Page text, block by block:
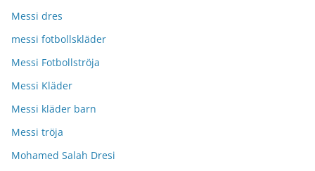
Messi dres
messi fotbollskläder
Messi Fotbollströja
Messi Kläder
Messi kläder barn
Messi tröja
Mohamed Salah Dresi